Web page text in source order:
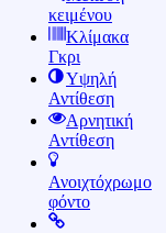
κειμένου
Κλίμακα
Γκρι
Υψηλή
Αντίθεση
Αρνητική
Αντίθεση
Ανοιχτόχρωμο
φόντο